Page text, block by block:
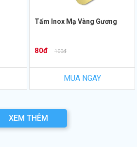
Tấm Inox Mạ Vàng Gương
80đ 100đ
MUA NGAY
XEM THÊM